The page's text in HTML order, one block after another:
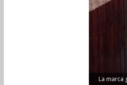
La marca